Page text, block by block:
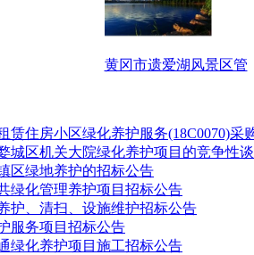
黄冈市遗爱湖风景区管
赁住房小区绿化养护服务(18C0070)采
城区机关大院绿化养护项目的竞争性
区绿地养护的招标公告
绿化管理养护项目招标公告
护、清扫、设施维护招标公告
服务项目招标公告
绿化养护项目施工招标公告